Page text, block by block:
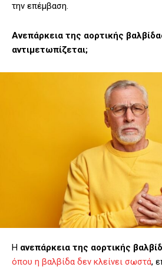
την επέμβαση.
Ανεπάρκεια της αορτικής
αντιμετωπίζεται;
Η ανεπάρκεια της αορτικής
όπου η βαλβίδα δεν κλείνει σωστά,